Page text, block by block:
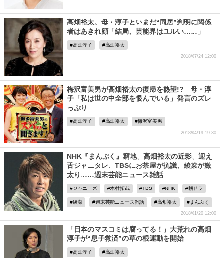
高畑裕太、母・淳子といまだ“同居”判明に関係
者はあきれ顔「結局、芸能界はユルい……」
高畑淳子 高畑裕太
2018/07/24 12:00
梅沢富美男が高畑裕太の復帰を熱望!? 母・淳
子「私は世の中全部を恨んでいる」発言のズレ
っぷり
高畑淳子 高畑裕太 梅沢富美男
2018/04/19 19:30
NHK『まんぷく』窮地、高畑裕太の近影、迎え
舌ジャニタレ、TBSにお茶屋が抗議、綾菜が激
太り……週末芸能ニュース雑話
ジャニーズ 木村拓哉 TBS NHK 朝ドラ
綾菜 週末芸能ニュース雑話 高畑裕太 まんぷく
2018/01/20 12:00
「日本のマスコミは腐ってる！」大荒れの高畑
淳子が“息子救済”の草の根運動を開始
高畑淳子 高畑裕太